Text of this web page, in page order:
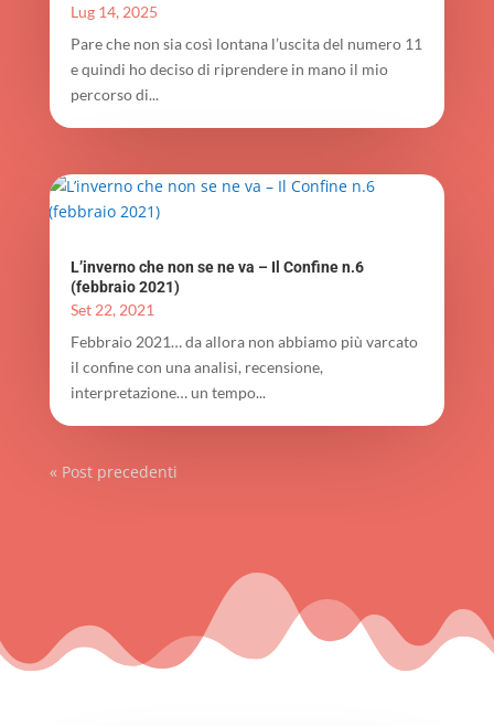
Lug 14, 2025
Pare che non sia così lontana l’uscita del numero 11
e quindi ho deciso di riprendere in mano il mio
percorso di...
L’inverno che non se ne va – Il Confine n.6
(febbraio 2021)
Set 22, 2021
Febbraio 2021… da allora non abbiamo più varcato
il confine con una analisi, recensione,
interpretazione… un tempo...
« Post precedenti